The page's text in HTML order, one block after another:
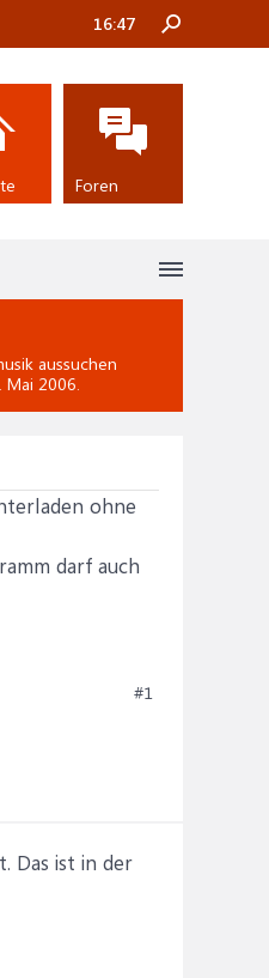
aussuchen
Mai 2006.
ohne
darf auch
#1
Das ist in der
16:47
Foren